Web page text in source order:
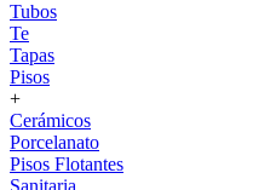
Tubos
Te
Tapas
Pisos
+
Cerámicos
Porcelanato
Pisos Flotantes
Sanitaria